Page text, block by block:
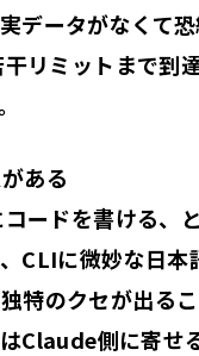
データがなくて恐
リミットまで到
ある
ードを書ける、
CLIに微妙な日本
特のクセが出る
Claude側に寄せ